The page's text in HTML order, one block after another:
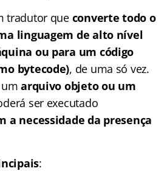
tradutor que converte todo o
linguagem de alto nível
ou para um código
bytecode), de uma só vez.
umarquivo objeto ou um
ser executado
a necessidade da presença
: